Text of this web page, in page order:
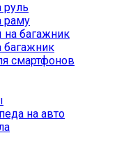
руль
раму
багажник
багажник
смартфонов
на авто